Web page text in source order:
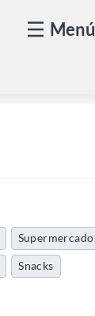
Menú
Supermercado
Snacks